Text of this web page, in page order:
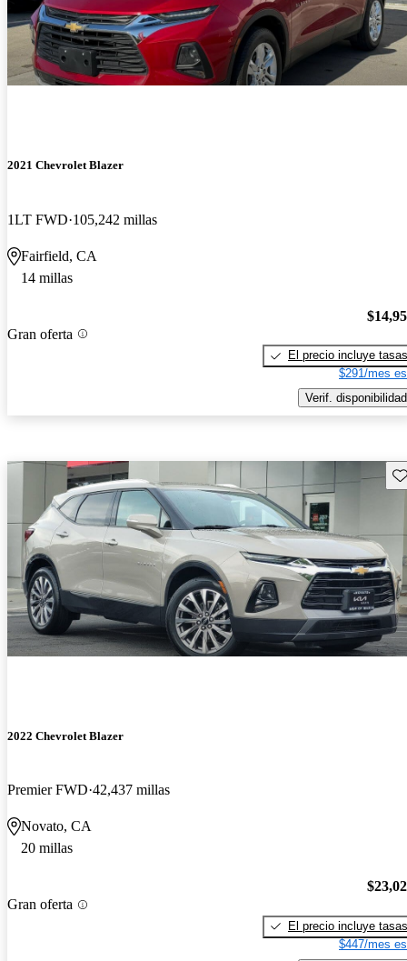
2021 Chevrolet Blazer
1LT FWD 105,242 millas
Fairfield, CA
14 millas
Gran oferta
El precio incluye tasas
$291/mes
Verif. disponibilidad
2022 Chevrolet Blazer
Premier FWD 42,437 millas
Novato, CA
20 millas
Gran oferta
El precio incluye tasas
$447/mes